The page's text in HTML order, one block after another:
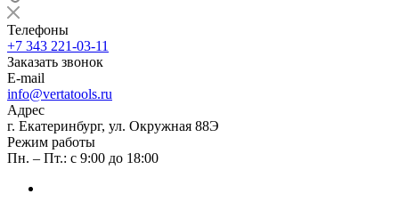
Телефоны
+7 343 221-03-11
Заказать звонок
E-mail
info@vertatools.ru
Адрес
г. Екатеринбург, ул. Окружная 88Э
Режим работы
Пн. – Пт.: с 9:00 до 18:00